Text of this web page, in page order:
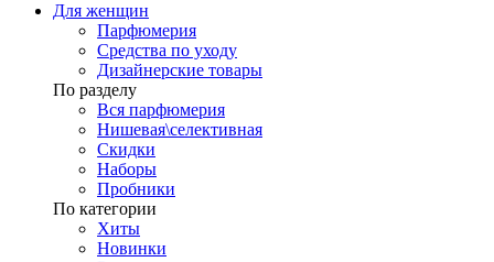
Для женщин
Парфюмерия
Средства по уходу
Дизайнерские товары
По разделу
Вся парфюмерия
Нишевая\селективная
Скидки
Наборы
Пробники
По категории
Хиты
Новинки